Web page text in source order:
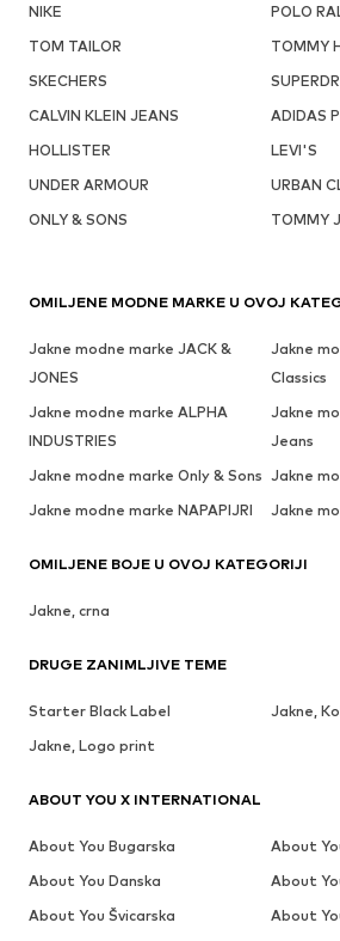
NIKE
POLO
TOM TAILOR
TOMMY
SKECHERS
CALVIN KLEIN JEANS
ADIDAS
HOLLISTER
LEVI'S
UNDER ARMOUR
URBAN
ONLY & SONS
TOMMY
OMILJENE MODNE MARKE U OVOJ
Jakne modne marke JACK &
JONES
Jakne
Classics
Jakne modne marke ALPHA
INDUSTRIES
Jakne
Jeans
Jakne modne marke Only & Sons Jakne
Jakne modne marke NAPAPIJRI
Jakne
OMILJENE BOJE U OVOJ KATEGORIJI
Jakne, crna
DRUGE ZANIMLJIVE TEME
Starter Black Label
Jakne,
Jakne, Logo print
ABOUT YOU X INTERNATIONAL
About You Bugarska
About
About You Danska
About
About You Švicarska
About